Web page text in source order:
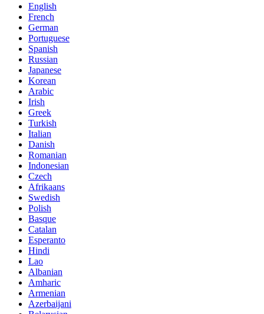
English
French
German
Portuguese
Spanish
Russian
Japanese
Korean
Arabic
Irish
Greek
Turkish
Italian
Danish
Romanian
Indonesian
Czech
Afrikaans
Swedish
Polish
Basque
Catalan
Esperanto
Hindi
Lao
Albanian
Amharic
Armenian
Azerbaijani